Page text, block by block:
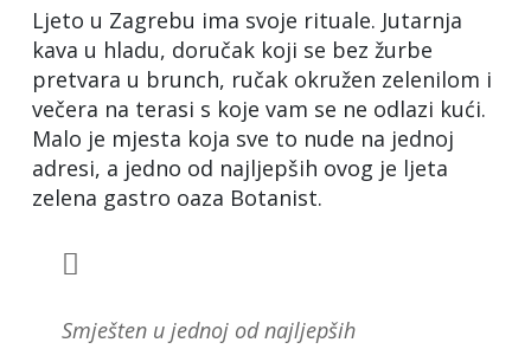
Ljeto u Zagrebu ima svoje rituale. Jutarnja
kava u hladu, doručak koji se bez žurbe
pretvara u brunch, ručak okružen zelenilom i
večera na terasi s koje vam se ne odlazi kući.
Malo je mjesta koja sve to nude na jednoj
adresi, a jedno od najljepših ovog je ljeta
zelena gastro oaza Botanist.
Smješten u jednoj od najljepših